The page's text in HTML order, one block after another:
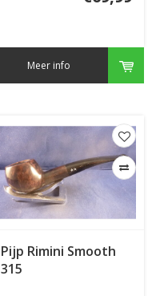
Meer info
Pijp Rimini Smooth
315